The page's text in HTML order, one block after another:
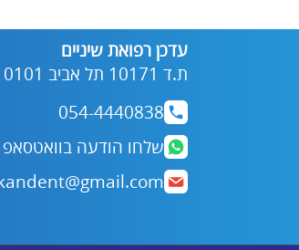
עדכן רפואת שיניים
ת.ד 10171 תל אביב 6110101
054-4440838
שלחו הודעה בוואטסאפ